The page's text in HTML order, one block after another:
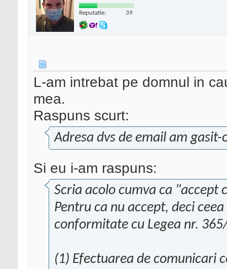
Reputatie: 39
L-am intrebat pe domnul in
mea.
Raspuns scurt:
Adresa dvs de email am
Si eu i-am raspuns:
Scria acolo cumva ca "accept
Pentru ca nu accept, deci
conformitate cu Legea nr.
(1) Efectuarea de comunicari